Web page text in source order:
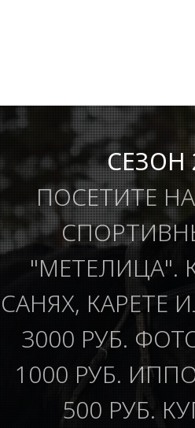
СЕЗОН
ПОСЕТИТЕ
"МЕТЕЛИЦА".
САНЯХ, КАРЕТЕ
3000 РУБ.
1000 РУБ.
500 РУБ.